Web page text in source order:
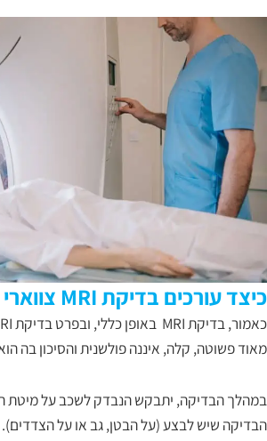
כיצד עורכים בדיקת MRI צווארי
מאוד פשוטה, קלה, איננה פולשנית והסיכון בה
במהלך הבדיקה, יתבקש הנבדק לשכב על מיטת
הבדיקה שיש לבצע (על הבטן, גב או על